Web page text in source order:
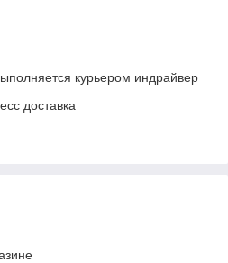
курьером индрайвер
доставка